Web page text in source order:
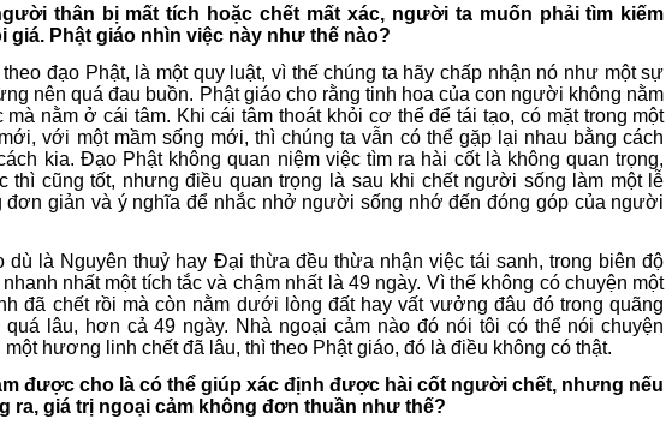
thân bị mất tích hoặc chết mất xác, người ta muốn phải tìm kiếm
giá. Phật giáo nhìn việc này như thế nào?
đạo Phật, là một quy luật, vì thế chúng ta hãy chấp nhận nó như một sự
nên quá đau buồn. Phật giáo cho rằng tinh hoa của con người không nằm
mà nằm ở cái tâm. Khi cái tâm thoát khỏi cơ thể để tái tạo, có mặt trong một
với một mầm sống mới, thì chúng ta vẫn có thể gặp lại nhau bằng cách
kia. Đạo Phật không quan niệm việc tìm ra hài cốt là không quan trọng,
thì cũng tốt, nhưng điều quan trọng là sau khi chết người sống làm một lễ
đơn giản và ý nghĩa để nhắc nhở người sống nhớ đến đóng góp của người
dù là Nguyên thuỷ hay Đại thừa đều thừa nhận việc tái sanh, trong biên độ
nhất một tích tắc và chậm nhất là 49 ngày. Vì thế không có chuyện một
đã chết rồi mà còn nằm dưới lòng đất hay vất vưởng đâu đó trong quãng
lâu, hơn cả 49 ngày. Nhà ngoại cảm nào đó nói tôi có thể nói chuyện
hương linh chết đã lâu, thì theo Phật giáo, đó là điều không có thật.
được cho là có thể giúp xác định được hài cốt người chết, nhưng nếu
ra, giá trị ngoại cảm không đơn thuần như thế?